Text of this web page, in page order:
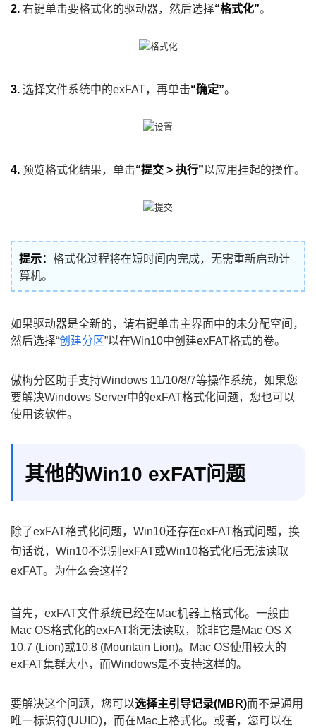
2. 右键单击要格式化的驱动器，然后选择“格式化”。
3. 选择文件系统中的exFAT，再单击“确定”。
4. 预览格式化结果，单击“提交 > 执行”以应用挂起的操作。
提示： 格式化过程将在短时间内完成，无需重新启动计
算机。
如果驱动器是全新的，请右键单击主界面中的未分配空间，
然后选择“创建分区”以在Win10中创建exFAT格式的卷。
傲梅分区助手支持Windows 11/10/8/7等操作系统，如果您
要解决Windows Server中的exFAT格式化问题，您也可以
使用该软件。
其他的Win10 exFAT问题
除了exFAT格式化问题，Win10还存在exFAT格式问题，换
句话说，Win10不识别exFAT或Win10格式化后无法读取
exFAT。为什么会这样？
首先，exFAT文件系统已经在Mac机器上格式化。一般由
Mac OS格式化的exFAT将无法读取，除非它是Mac OS X
10.7 (Lion)或10.8 (Mountain Lion)。Mac OS使用较大的
exFAT集群大小，而Windows是不支持这样的。
要解决这个问题，您可以选择主引导记录(MBR)而不是通用
唯一标识符(UUID)，而在Mac上格式化。或者，您可以在